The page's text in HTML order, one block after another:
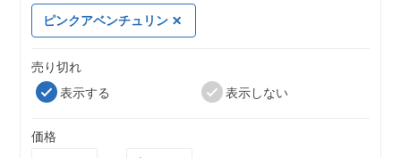
ピンクアベンチュリン
売り切れ
表示する
表示しない
価格